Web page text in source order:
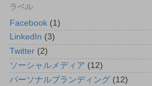
ラベル
Facebook (1)
LinkedIn (3)
Twitter (2)
ソーシャルメディア (12)
パーソナルブランディング (12)